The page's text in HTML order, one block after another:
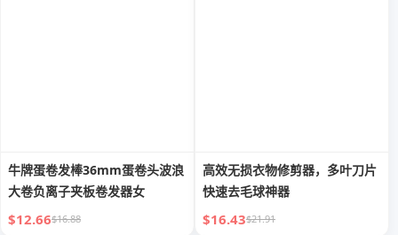
牛牌蛋卷发棒36mm蛋卷头波浪
大卷负离子夹板卷发器女
$12.66$16.88
高效无损衣物修剪器，多叶刀片
快速去毛球神器
$16.43$21.91